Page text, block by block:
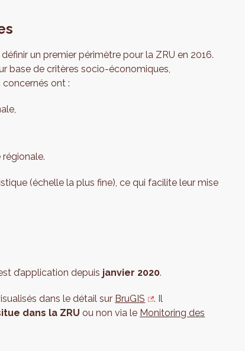
un premier périmètre pour la ZRU en 2016.
base de critères socio-économiques,
concernés ont :
(échelle la plus fine), ce qui facilite leur mise
d’application depuis janvier 2020.
dans le détail sur BruGIS
. Il
dans la ZRU ou non via le Monitoring des